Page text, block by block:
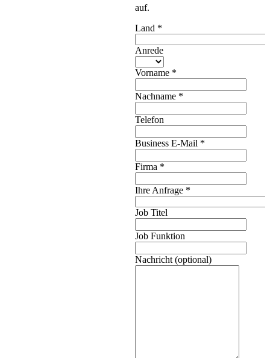
auf.
Land *
Anrede
Vorname *
Nachname *
Telefon
Business E-Mail *
Firma *
Ihre Anfrage *
Job Titel
Job Funktion
Nachricht (optional)